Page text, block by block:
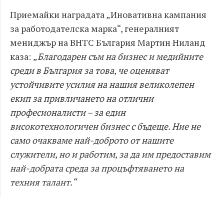
Приемайки наградата „Иновативна кампания
за работодателска марка“, генералният
мениджър на BHTC България Мартин Ниланд
каза: „Благодарен съм на бизнес и медийните
среди в България за това, че оценяват
устойчивите усилия на нашия великолепен
екип за привличането на отлични
професионалисти – за един
високотехнологичен бизнес с бъдеще. Ние не
само очакваме най-доброто от нашите
служители, но и работим, за да им предоставим
най-добрата среда за процъфтяването на
техния талант.“